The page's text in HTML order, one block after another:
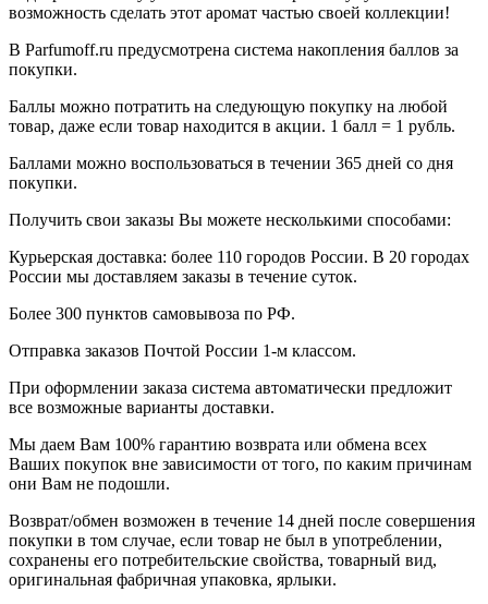
возможность сделать этот аромат частью своей коллекции!
В Parfumoff.ru предусмотрена система накопления баллов за
покупки.
Баллы можно потратить на следующую покупку на любой
товар, даже если товар находится в акции. 1 балл = 1 рубль.
Баллами можно воспользоваться в течении 365 дней со дня
покупки.
Получить свои заказы Вы можете несколькими способами:
Курьерская доставка: более 110 городов России. В 20 городах
России мы доставляем заказы в течение суток.
Более 300 пунктов самовывоза по РФ.
Отправка заказов Почтой России 1-м классом.
При оформлении заказа система автоматически предложит
все возможные варианты доставки.
Мы даем Вам 100% гарантию возврата или обмена всех
Ваших покупок вне зависимости от того, по каким причинам
они Вам не подошли.
Возврат/обмен возможен в течение 14 дней после совершения
покупки в том случае, если товар не был в употреблении,
сохранены его потребительские свойства, товарный вид,
оригинальная фабричная упаковка, ярлыки.